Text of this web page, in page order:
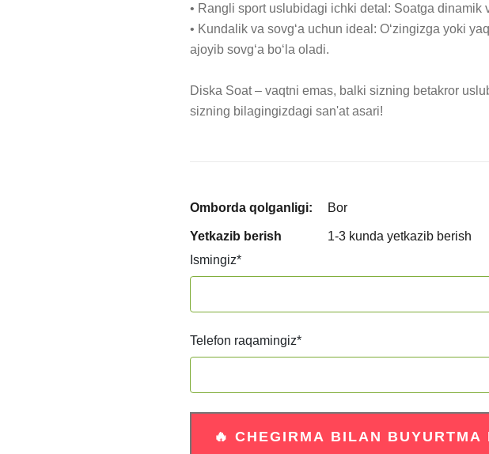
• Rangli sport uslubidagi ichki detal: Soatga dinamik
• Kundalik va sovg‘a uchun ideal: O‘zingizga yoki
ajoyib sovg‘a bo‘la oladi.
Diska Soat – vaqtni emas, balki sizning betakror
sizning bilagingizdagi san'at asari!
Omborda qolganligi: Bor
Yetkazib berish
1-3 kunda yetkazib berish
Ismingiz*
Telefon raqamingiz*